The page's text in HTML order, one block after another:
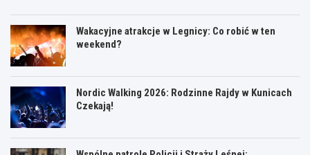
Wakacyjne atrakcje w Legnicy: Co robić w ten
weekend?
Nordic Walking 2026: Rodzinne Rajdy w Kunicach
Czekają!